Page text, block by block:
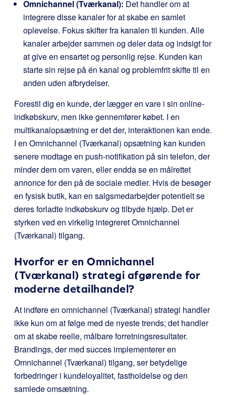
Omnichannel (Tværkanal): Det handler om at
integrere disse kanaler for at skabe en samlet
oplevelse. Fokus skifter fra kanalen til kunden. Alle
kanaler arbejder sammen og deler data og indsigt for
at give en ensartet og personlig rejse. Kunden kan
starte sin rejse på én kanal og problemfrit skifte til en
anden uden afbrydelser.
Forestil dig en kunde, der lægger en vare i sin online-
indkøbskurv, men ikke gennemfører købet. I en
multikanalopsætning er det der, interaktionen kan ende.
I en Omnichannel (Tværkanal) opsætning kan kunden
senere modtage en push-notifikation på sin telefon, der
minder dem om varen, eller endda se en målrettet
annonce for den på de sociale medier. Hvis de besøger
en fysisk butik, kan en salgsmedarbejder potentielt se
deres forladte indkøbskurv og tilbyde hjælp. Det er
styrken ved en virkelig integreret Omnichannel
(Tværkanal) tilgang.
Hvorfor er en Omnichannel
(Tværkanal) strategi afgørende for
moderne detailhandel?
At indføre en omnichannel (Tværkanal) strategi handler
ikke kun om at følge med de nyeste trends; det handler
om at skabe reelle, målbare forretningsresultater.
Brandings, der med succes implementerer en
Omnichannel (Tværkanal) tilgang, ser betydelige
forbedringer i kundeloyalitet, fastholdelse og den
samlede omsætning.